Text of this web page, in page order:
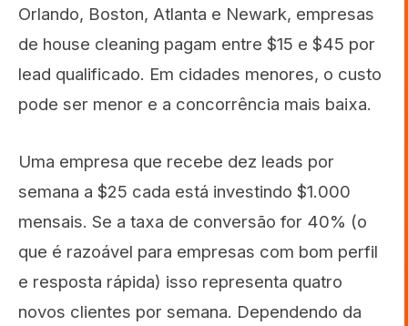
Orlando, Boston, Atlanta e Newark, empresas
de house cleaning pagam entre $15 e $45 por
lead qualificado. Em cidades menores, o custo
pode ser menor e a concorrência mais baixa.
Uma empresa que recebe dez leads por
semana a $25 cada está investindo $1.000
mensais. Se a taxa de conversão for 40% (o
que é razoável para empresas com bom perfil
e resposta rápida) isso representa quatro
novos clientes por semana. Dependendo da